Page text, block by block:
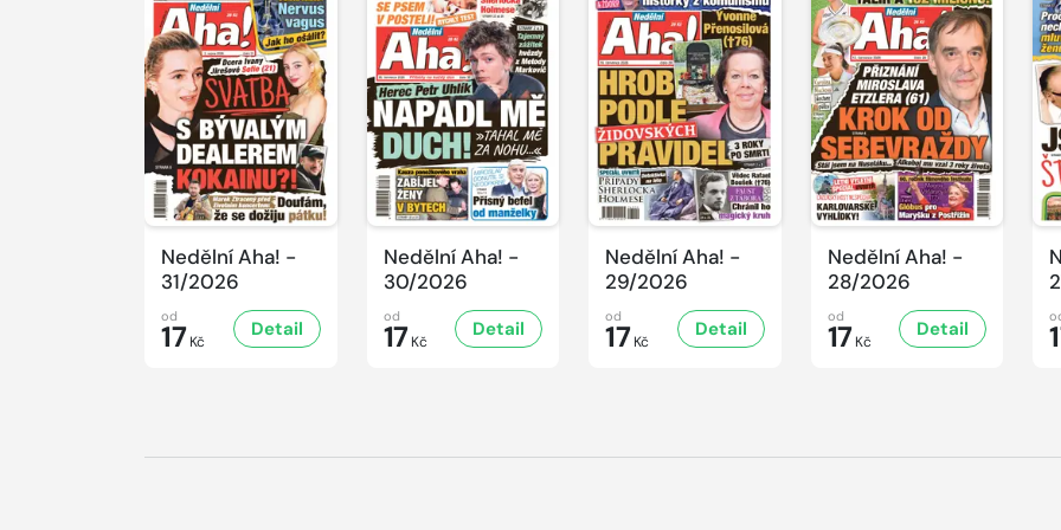
Nedělní Aha! -
31/2026
od
17 Kč
Detail
Nedělní Aha! -
30/2026
od
17 Kč
Detail
Nedělní Aha! -
29/2026
od
17 Kč
Detail
Nedělní Aha! -
28/2026
od
17 Kč
Detail